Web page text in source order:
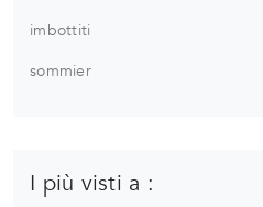
imbottiti
sommier
I più visti a :